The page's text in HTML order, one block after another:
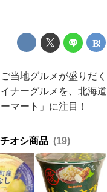
当地グルメが盛りだく
ナーグルメを、北海道
マート」に注目！
オシ商品 19